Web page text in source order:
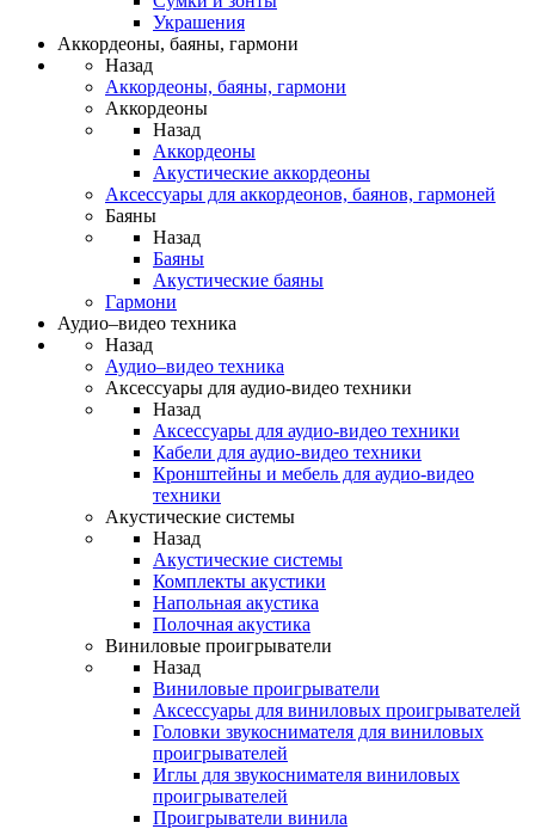
Украшения
Аккордеоны, баяны, гармони
Назад
Аккордеоны, баяны, гармони
Аккордеоны
Назад
Аккордеоны
Акустические аккордеоны
Аксессуары для аккордеонов, баянов, гармоней
Баяны
Назад
Баяны
Акустические баяны
Гармони
Аудио–видео техника
Назад
Аудио–видео техника
Аксессуары для аудио-видео техники
Назад
Аксессуары для аудио-видео техники
Кабели для аудио-видео техники
Кронштейны и мебель для аудио-видео
техники
Акустические системы
Назад
Акустические системы
Комплекты акустики
Напольная акустика
Полочная акустика
Виниловые проигрыватели
Назад
Виниловые проигрыватели
Аксессуары для виниловых проигрывателей
Головки звукоснимателя для виниловых
проигрывателей
Иглы для звукоснимателя виниловых
проигрывателей
Проигрыватели винила